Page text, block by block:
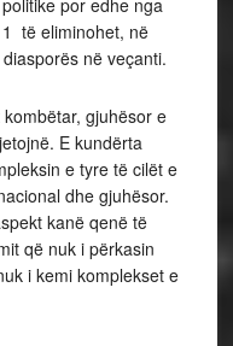
por edhe nga
të eliminohet, në
në veçanti.
gjuhësor e
E kundërta
e tyre të cilët e
dhe gjuhësor.
kanë qenë të
që nuk i përkasin
i kemi komplekset e